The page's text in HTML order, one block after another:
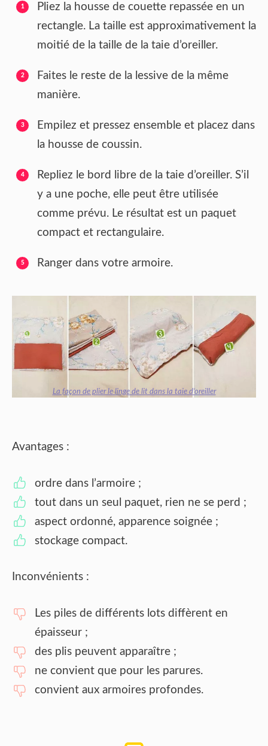
Pliez la housse de couette repassée en un
rectangle. La taille est approximativement la
moitié de la taille de la taie d’oreiller.
Faites le reste de la lessive de la même
manière.
Empilez et pressez ensemble et placez dans
la housse de coussin.
Repliez le bord libre de la taie d’oreiller. S’il
y a une poche, elle peut être utilisée
comme prévu. Le résultat est un paquet
compact et rectangulaire.
Ranger dans votre armoire.
La façon de plier le linge de lit dans la taie d’oreiller
Avantages :
ordre dans l’armoire ;
tout dans un seul paquet, rien ne se perd ;
aspect ordonné, apparence soignée ;
stockage compact.
Inconvénients :
Les piles de différents lots diffèrent en
épaisseur ;
des plis peuvent apparaître ;
ne convient que pour les parures.
convient aux armoires profondes.